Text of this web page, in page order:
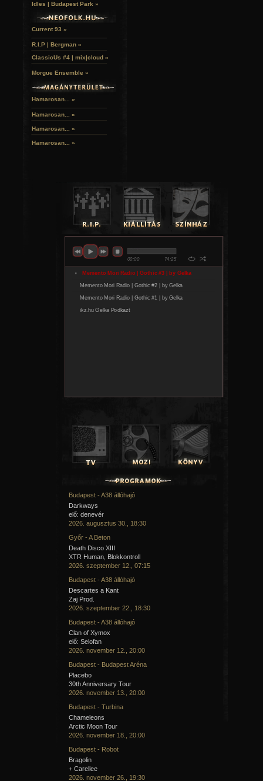
Idles | Budapest Park »
Current 93 »
R.I.P | Bergman »
ClassicUs #4 | mix|cloud »
Morgue Ensemble »
Hamarosan... »
Hamarosan... »
Hamarosan... »
Hamarosan... »
Budapest - A38 állóhajó
Darkways
elő: denevér
2026. augusztus 30., 18:30
Győr - A Beton
Death Disco XIII
XTR Human, Blokkontroll
2026. szeptember 12., 07:15
Budapest - A38 állóhajó
Descartes a Kant
Zaj Prod.
2026. szeptember 22., 18:30
Budapest - A38 állóhajó
Clan of Xymox
elő: Selofan
2026. november 12., 20:00
Budapest - Budapest Aréna
Placebo
30th Anniversary Tour
2026. november 13., 20:00
Budapest - Turbina
Chameleons
Arctic Moon Tour
2026. november 18., 20:00
Budapest - Robot
Bragolin
+ Carellee
2026. november 26., 19:30